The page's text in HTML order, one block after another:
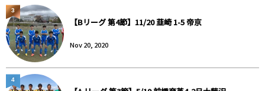
【Bリーグ 第4節】11/20 韮崎 1-5 帝京
Nov 20, 2020
3
4